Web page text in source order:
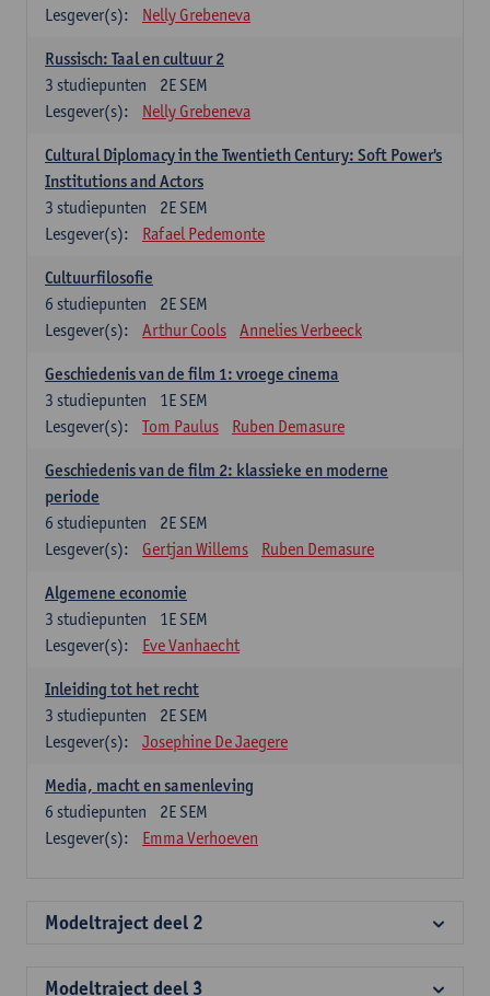
Lesgever(s):
Nelly Grebeneva
Russisch: Taal en cultuur 2
2E SEM
3 studiepunten
Lesgever(s):
Nelly Grebeneva
Cultural Diplomacy in the Twentieth Century: Soft Power's
Institutions and Actors
2E SEM
3 studiepunten
Lesgever(s):
Rafael Pedemonte
Cultuurfilosofie
2E SEM
6 studiepunten
Lesgever(s):
Arthur Cools Annelies Verbeeck
Geschiedenis van de film 1: vroege cinema
1E SEM
3 studiepunten
Lesgever(s):
Tom Paulus Ruben Demasure
Geschiedenis van de film 2: klassieke en moderne
periode
2E SEM
6 studiepunten
Lesgever(s):
Gertjan Willems Ruben Demasure
Algemene economie
1E SEM
3 studiepunten
Lesgever(s):
Eve Vanhaecht
Inleiding tot het recht
2E SEM
3 studiepunten
Lesgever(s):
Josephine De Jaegere
Media, macht en samenleving
2E SEM
6 studiepunten
Lesgever(s):
Emma Verhoeven
Modeltraject deel 2
Modeltraject deel 3